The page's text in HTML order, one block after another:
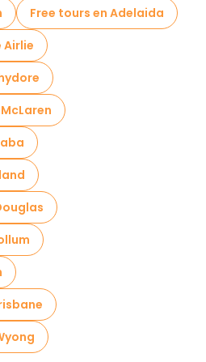
Free tours en Adelaida
Airlie